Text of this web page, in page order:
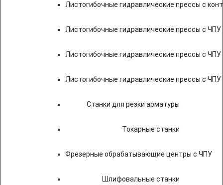
Листогибочные гидравлические прессы с
Листогибочные гидравлические прессы с
Листогибочные гидравлические прессы с ЧПУ
Листогибочные гидравлические прессы с
Станки для резки арматуры
Токарные станки
Фрезерные обрабатывающие центры с ЧПУ
Шлифовальные станки